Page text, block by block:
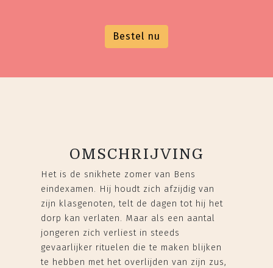
Bestel nu
OMSCHRIJVING
Het is de snikhete zomer van Bens
eindexamen. Hij houdt zich afzijdig van
zijn klasgenoten, telt de dagen tot hij het
dorp kan verlaten. Maar als een aantal
jongeren zich verliest in steeds
gevaarlijker rituelen die te maken blijken
te hebben met het overlijden van zijn zus,